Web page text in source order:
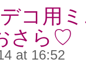
コ用ミ
さら♡
at 16:52